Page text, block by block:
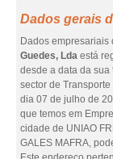
Dados gerais
Dados empresariais
Guedes, Lda está
desde a data da sua
sector de
dia 07 de julho de
que temos em
cidade de UNIAO
GALES MAFRA,